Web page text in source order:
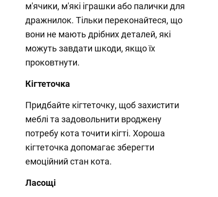
м'ячики, м'які іграшки або палички для
дражнилок. Тільки переконайтеся, що
вони не мають дрібних деталей, які
можуть завдати шкоди, якщо їх
проковтнути.
Кігтеточка
Придбайте кігтеточку, щоб захистити
меблі та задовольнити вроджену
потребу кота точити кігті. Хороша
кігтеточка допомагає зберегти
емоційний стан кота.
Ласощі